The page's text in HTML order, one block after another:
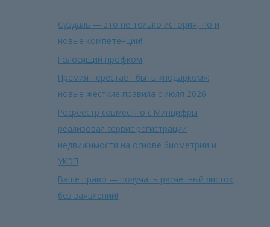
Суздаль — это не только история, но и
новые компетенции!
Голосящий профком
Премия перестает быть «подарком»:
новые жесткие правила с июля 2026
Росреестр совместно с Минцифры
реализовал сервис регистрации
недвижимости на основе биометрии и
УКЭП
Ваше право — получать расчетный листок
без заявлений!